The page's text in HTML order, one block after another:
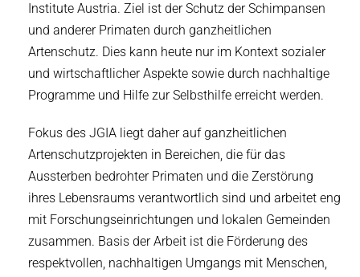
Institute Austria. Ziel ist der Schutz der Schimpansen
und anderer Primaten durch ganzheitlichen
Artenschutz. Dies kann heute nur im Kontext sozialer
und wirtschaftlicher Aspekte sowie durch nachhaltige
Programme und Hilfe zur Selbsthilfe erreicht werden.
Fokus des JGIA liegt daher auf ganzheitlichen
Artenschutzprojekten in Bereichen, die für das
Aussterben bedrohter Primaten und die Zerstörung
ihres Lebensraums verantwortlich sind und arbeitet eng
mit Forschungseinrichtungen und lokalen Gemeinden
zusammen. Basis der Arbeit ist die Förderung des
respektvollen, nachhaltigen Umgangs mit Menschen,